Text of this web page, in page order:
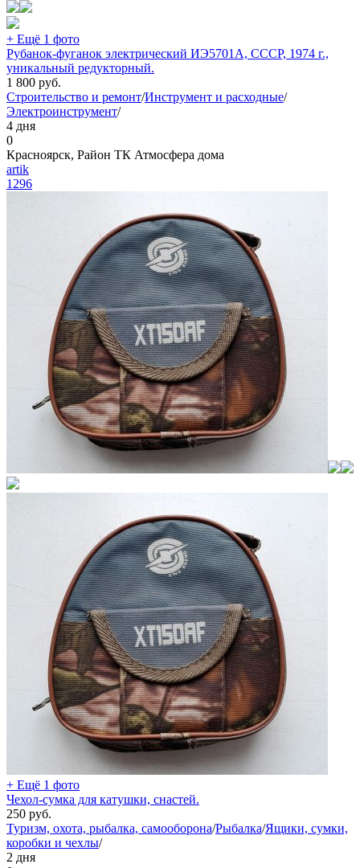
+ Ещё 1 фото
Рубанок-фуганок электрический ИЭ5701А, СССР, 1974 г.,
уникальный редукторный.
1 800 руб.
Строительство и ремонт/Инструмент и расходные/
Электроинструмент/
4 дня
0
Красноярск, Район ТК Атмосфера дома
artik
1296
+ Ещё 1 фото
Чехол-сумка для катушки, снастей.
250 руб.
Туризм, охота, рыбалка, самооборона/Рыбалка/Ящики, сумки,
коробки и чехлы/
2 дня